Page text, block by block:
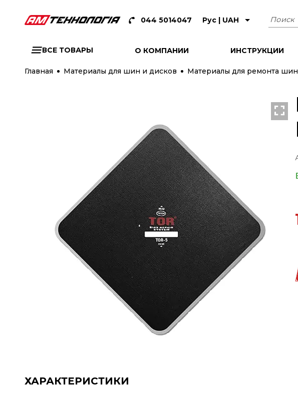
044 5014047 Рус | UAH Поиск
ВСЕ ТОВАРЫ О КОМПАНИИ ИНСТРУКЦИИ
Главная Материалы для шин и дисков Материалы для ремонта
ХАРАКТЕРИСТИКИ